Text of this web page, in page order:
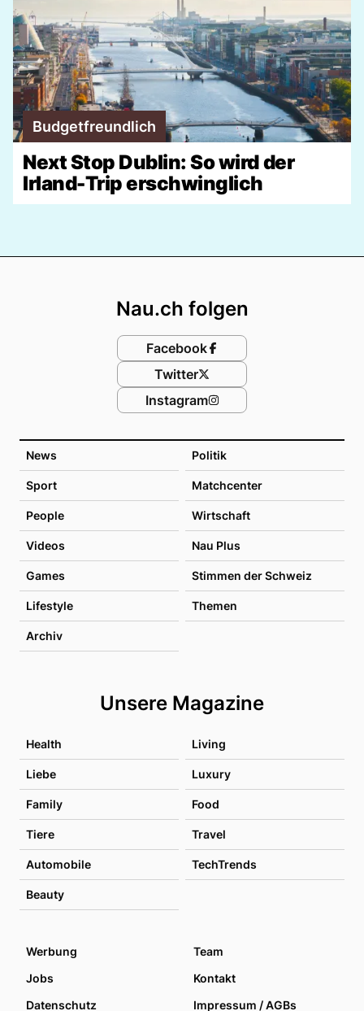
Budgetfreundlich
Next Stop Dublin: So wird der
Irland-Trip erschwinglich
News Politik
Sport Matchcenter
People Wirtschaft
Videos Nau Plus
Games Stimmen der Schweiz
Lifestyle Themen
Archiv
Unsere Magazine
Health Living
Liebe Luxury
Family Food
Tiere Travel
Automobile TechTrends
Beauty
Nau.ch folgen
Facebook
Twitter
Instagram
Werbung
Team
Jobs
Kontakt
Datenschutz
Impressum / AGBs